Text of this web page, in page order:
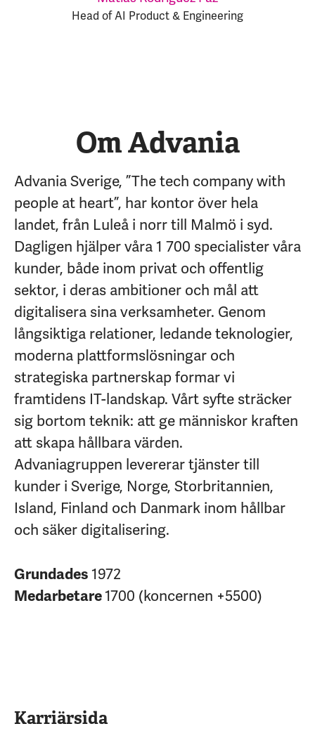
Head of AI Product & Engineering
Om Advania
Advania Sverige, ”The tech company with
people at heart”, har kontor över hela
landet, från Luleå i norr till Malmö i syd.
Dagligen hjälper våra 1 700 specialister våra
kunder, både inom privat och offentlig
sektor, i deras ambitioner och mål att
digitalisera sina verksamheter. Genom
långsiktiga relationer, ledande teknologier,
moderna plattformslösningar och
strategiska partnerskap formar vi
framtidens IT-landskap. Vårt syfte sträcker
sig bortom teknik: att ge människor kraften
att skapa hållbara värden.
Advaniagruppen levererar tjänster till
kunder i Sverige, Norge, Storbritannien,
Island, Finland och Danmark inom hållbar
och säker digitalisering.
Grundades1972
Medarbetare1700 (koncernen +5500)
Karriärsida